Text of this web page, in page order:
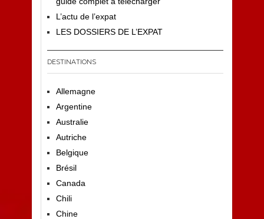
L’actu de l’expat
LES DOSSIERS DE L’EXPAT
DESTINATIONS
Allemagne
Argentine
Australie
Autriche
Belgique
Brésil
Canada
Chili
Chine